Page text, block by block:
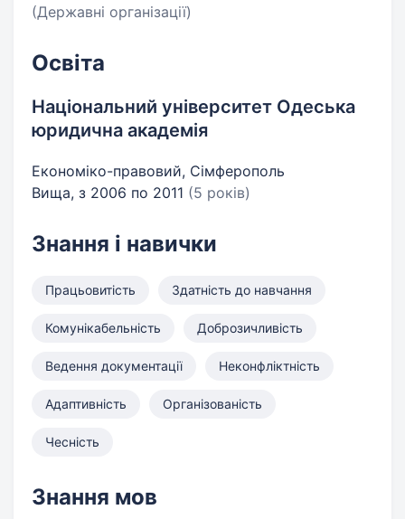
(Державні організації)
Освіта
Національний університет Одеська
юридична академія
Економіко-правовий, Сімферополь
Вища, з 2006 по 2011 (5 років)
Знання і навички
Працьовитість Здатність до навчання
Комунікабельність Доброзичливість
Ведення документації Неконфліктність
Адаптивність Організованість
Чесність
Знання мов